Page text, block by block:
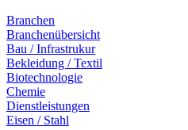
Branchen
Branchenübersicht
Bau / Infrastrukur
Bekleidung / Textil
Biotechnologie
Chemie
Dienstleistungen
Eisen / Stahl